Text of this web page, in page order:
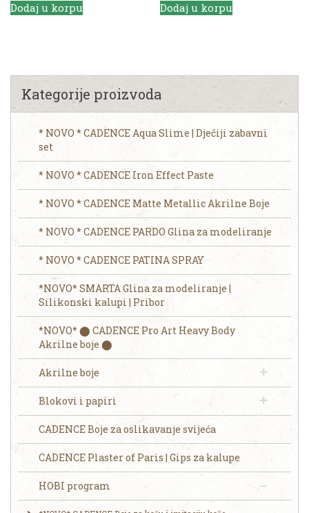
Dodaj u korpu Dodaj u korpu
Kategorije proizvoda
* NOVO * CADENCE Aqua Slime | Dječiji zabavni
set
* NOVO * CADENCE Iron Effect Paste
* NOVO * CADENCE Matte Metallic Akrilne Boje
* NOVO * CADENCE PARDO Glina za modeliranje
* NOVO * CADENCE PATINA SPRAY
*NOVO* SMARTA Glina za modeliranje |
Silikonski kalupi | Pribor
*NOVO* ⬤ CADENCE Pro Art Heavy Body
Akrilne boje ⬤
Akrilne boje
Blokovi i papiri
CADENCE Boje za oslikavanje svijeća
CADENCE Plaster of Paris | Gips za kalupe
HOBI program